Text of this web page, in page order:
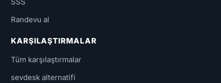
SSS
Randevu al
KARŞILAŞTIRMALAR
Tüm karşılaştırmalar
sevdesk alternatifi